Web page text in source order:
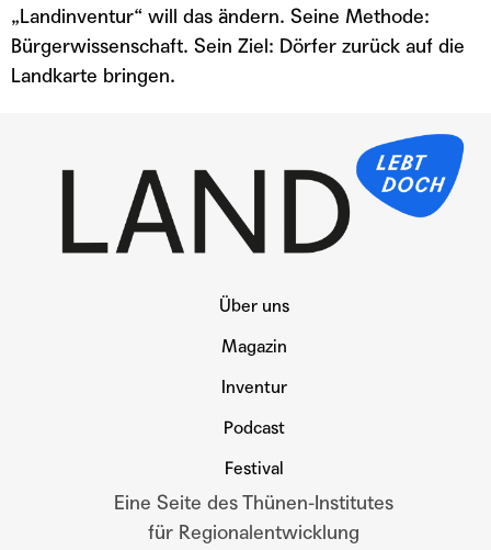
„Landinventur“ will das ändern. Seine Methode:
Bürgerwissenschaft. Sein Ziel: Dörfer zurück auf die
Landkarte bringen.
Über uns
Magazin
Inventur
Podcast
Festival
Eine Seite des Thünen-Institutes
für Regionalentwicklung